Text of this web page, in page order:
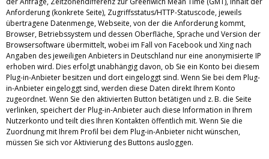
Anforderung (konkrete Seite), Zugriffsstatus/HTTP-Statuscode, jeweils
übertragene Datenmenge, Webseite, von der die Anforderung kommt,
Browser, Betriebssystem und dessen Oberfläche, Sprache und Version der
Browsersoftware übermittelt, wobei im Fall von Facebook und Xing nach
Angaben des jeweiligen Anbieters in Deutschland nur eine anonymisierte IP
erhoben wird. Dies erfolgt unabhängig davon, ob Sie ein Konto bei diesem
Plug-in-Anbieter besitzen und dort eingeloggt sind. Wenn Sie bei dem Plug-
in-Anbieter eingeloggt sind, werden diese Daten direkt Ihrem Konto
zugeordnet. Wenn Sie den aktivierten Button betätigen und z. B. die Seite
verlinken, speichert der Plug-in-Anbieter auch diese Information in Ihrem
Nutzerkonto und teilt dies Ihren Kontakten öffentlich mit. Wenn Sie die
Zuordnung mit Ihrem Profil bei dem Plug-in-Anbieter nicht wünschen,
müssen Sie sich vor Aktivierung des Buttons ausloggen.